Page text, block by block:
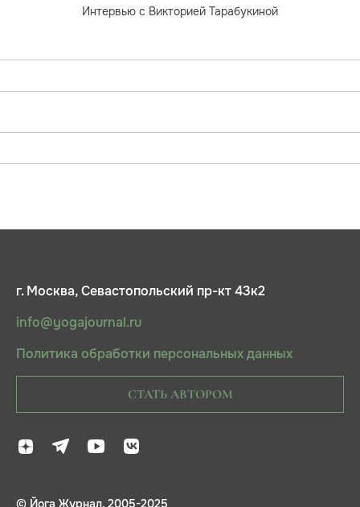
Интервью с Викторией Тарабукиной
г. Москва, Севастопольский пр-кт 43к2
info@yogajournal.ru
Политика обработки персональных данных
СТАТЬ АВТОРОМ
© Йога Журнал, 2005-2025